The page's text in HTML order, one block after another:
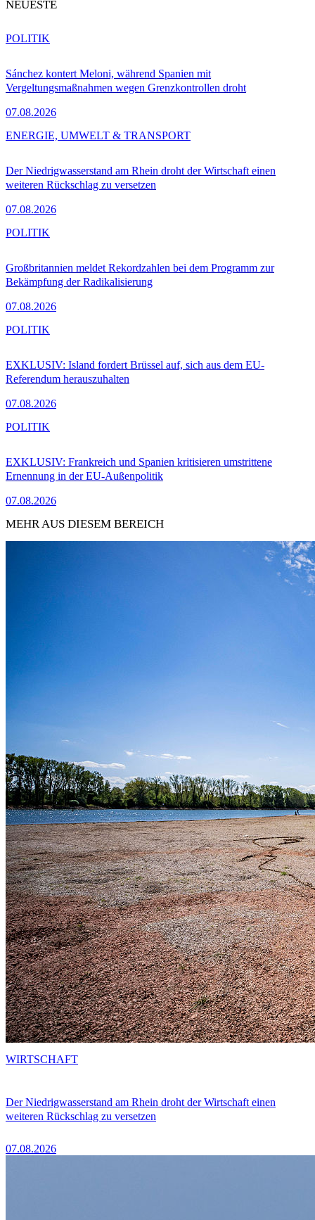
NEUESTE
Sánchez kontert Meloni, während Spanien mit
Vergeltungsmaßnahmen wegen Grenzkontrollen droht
07.08.2026
POLITIK
Der Niedrigwasserstand am Rhein droht der Wirtschaft einen
weiteren Rückschlag zu versetzen
07.08.2026
ENERGIE, UMWELT & TRANSPORT
Großbritannien meldet Rekordzahlen bei dem Programm zur
Bekämpfung der Radikalisierung
07.08.2026
POLITIK
EXKLUSIV: Island fordert Brüssel auf, sich aus dem EU-
Referendum herauszuhalten
07.08.2026
POLITIK
EXKLUSIV: Frankreich und Spanien kritisieren umstrittene
Ernennung in der EU-Außenpolitik
07.08.2026
POLITIK
MEHR AUS DIESEM BEREICH
Der Niedrigwasserstand am Rhein droht der Wirtschaft einen
weiteren Rückschlag zu versetzen
07.08.2026
WIRTSCHAFT